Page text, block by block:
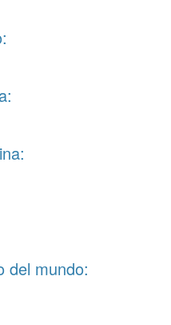
del mundo: